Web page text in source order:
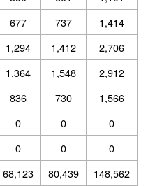
677 737
1,414
1,294 1,412
2,706
1,364 1,548
2,912
836 730
1,566
0 0
0
0 0
0
68,123 80,439 148,562